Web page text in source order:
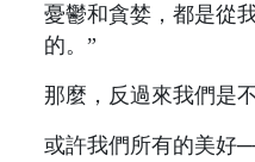
憂鬱和貪婪，都是從
的。”
那麼，反過來我們是
或許我們所有的美好